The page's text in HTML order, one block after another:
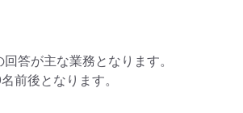
答が主な業務となります。
前後となります。